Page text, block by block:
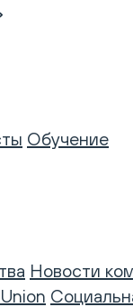
Обучение
Новости